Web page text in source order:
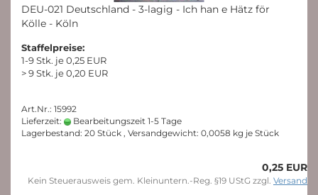
DEU-021 Deutschland - 3-lagig - Ich han e Hätz för
Kölle - Köln
Staffelpreise:
1-9 Stk. je 0,25 EUR
> 9 Stk. je 0,20 EUR
Art.Nr.: 15992
Lieferzeit:
Bearbeitungszeit 1-5 Tage
Lagerbestand: 20 Stück , Versandgewicht: 0,0058 kg je Stück
0,25 EUR
Kein Steuerausweis gem. Kleinuntern.-Reg. §19 UStG zzgl. Versand